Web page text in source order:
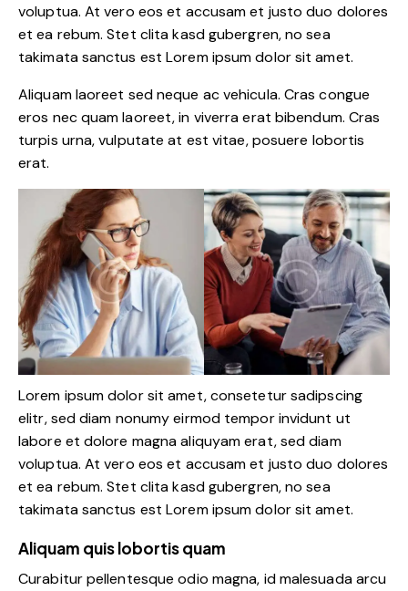
voluptua. At vero eos et accusam et justo duo dolores
et ea rebum. Stet clita kasd gubergren, no sea
takimata sanctus est Lorem ipsum dolor sit amet.
Aliquam laoreet sed neque ac vehicula. Cras congue
eros nec quam laoreet, in viverra erat bibendum. Cras
turpis urna, vulputate at est vitae, posuere lobortis
erat.
Lorem ipsum dolor sit amet, consetetur sadipscing
elitr, sed diam nonumy eirmod tempor invidunt ut
labore et dolore magna aliquyam erat, sed diam
voluptua. At vero eos et accusam et justo duo dolores
et ea rebum. Stet clita kasd gubergren, no sea
takimata sanctus est Lorem ipsum dolor sit amet.
Aliquam quis lobortis quam
Curabitur pellentesque odio magna, id malesuada arcu